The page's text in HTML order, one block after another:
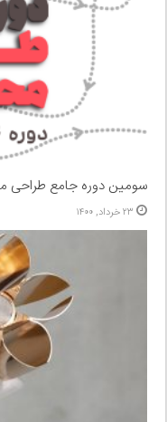
سومین دوره جامع طراحی
۲۳ خرداد, ۱۴۰۰